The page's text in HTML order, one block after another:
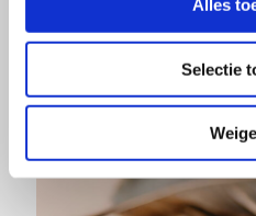
Alles
Selectie